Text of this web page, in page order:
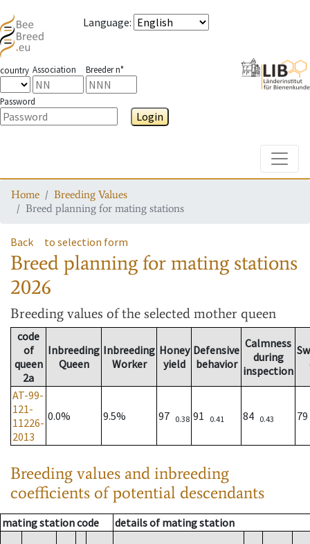
Language:
country Association Breeder n°
Password
Login
Home
Breeding Values
Breed planning for mating stations
Back to selection form
Breed planning for mating stations
2026
Breeding values of the selected mother queen
code
of
queen
2a
Inbreeding
Queen
Inbreeding
Worker
Honey
yield
Defensive
behavior
Calmness
during
inspection
AT-99-
121-
11226-
2013
0.0% 9.5% 97 0.38 91 0.41 84 0.43
Breeding values and inbreeding
coefficients of potential descendants
mating station code details of mating station